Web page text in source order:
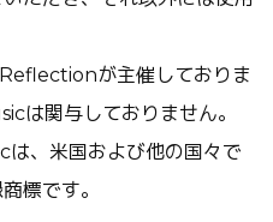
が主催しておりま
は関与しておりません。
、米国および他の国々で
標です。